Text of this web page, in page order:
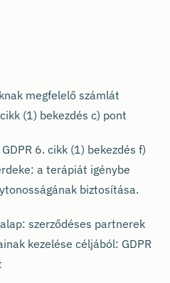
megfelelő számlát
(1) bekezdés c) pont
6. cikk (1) bekezdés f)
a terápiát igénybe
biztosítása.
szerződéses partnerek
kezelése céljából: GDPR